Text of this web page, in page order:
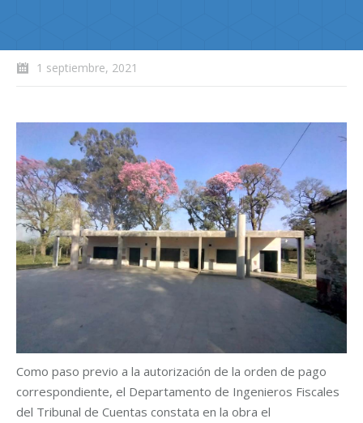
1 septiembre, 2021
Como paso previo a la autorización de la orden de pago
correspondiente, el Departamento de Ingenieros Fiscales
del Tribunal de Cuentas constata en la obra el